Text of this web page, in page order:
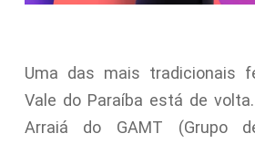
Uma das mais tradicionais
Vale do Paraíba está de
Arraiá do GAMT (Grupo